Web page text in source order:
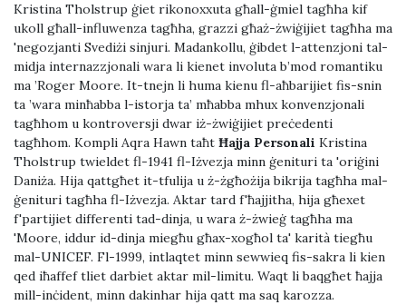
Kristina Tholstrup ġiet rikonoxxuta għall-ġmiel tagħha kif
ukoll għall-influwenza tagħha, grazzi għaż-żwiġijiet tagħha ma
'negozjanti Svediżi sinjuri. Madankollu, ġibdet l-attenzjoni tal-
midja internazzjonali wara li kienet involuta b’mod romantiku
ma ’Roger Moore. It-tnejn li huma kienu fl-aħbarijiet fis-snin
ta ’wara minħabba l-istorja ta’ mħabba mhux konvenzjonali
tagħhom u kontroversji dwar iż-żwiġijiet preċedenti
tagħhom. Kompli Aqra Hawn taħt Ħajja Personali Kristina
Tholstrup twieldet fl-1941 fl-Iżvezja minn ġenituri ta 'oriġini
Daniża. Hija qattgħet it-tfulija u ż-żgħożija bikrija tagħha mal-
ġenituri tagħha fl-Iżvezja. Aktar tard f'ħajjitha, hija għexet
f'partijiet differenti tad-dinja, u wara ż-żwieġ tagħha ma
'Moore, iddur id-dinja miegħu għax-xogħol ta' karità tiegħu
mal-UNICEF. Fl-1999, intlaqtet minn sewwieq fis-sakra li kien
qed iħaffef tliet darbiet aktar mil-limitu. Waqt li baqgħet ħajja
mill-inċident, minn dakinhar hija qatt ma saq karozza.